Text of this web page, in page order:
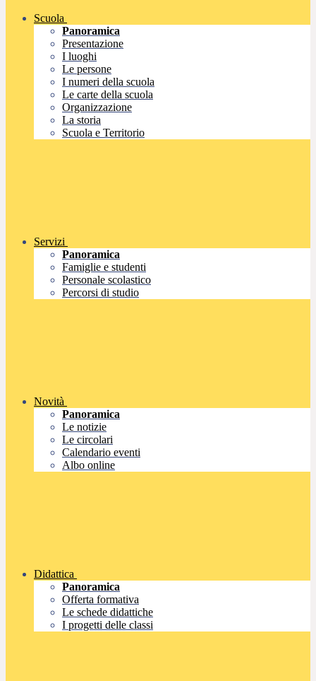
Scuola
Panoramica
Presentazione
I luoghi
Le persone
I numeri della scuola
Le carte della scuola
Organizzazione
La storia
Scuola e Territorio
Servizi
Panoramica
Famiglie e studenti
Personale scolastico
Percorsi di studio
Novità
Panoramica
Le notizie
Le circolari
Calendario eventi
Albo online
Didattica
Panoramica
Offerta formativa
Le schede didattiche
I progetti delle classi